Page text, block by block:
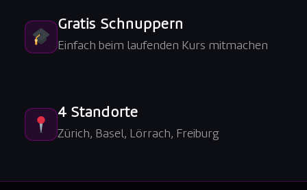
Gratis Schnuppern
Einfach beim laufenden Kurs mitmachen
4 Standorte
Zürich, Basel, Lörrach, Freiburg